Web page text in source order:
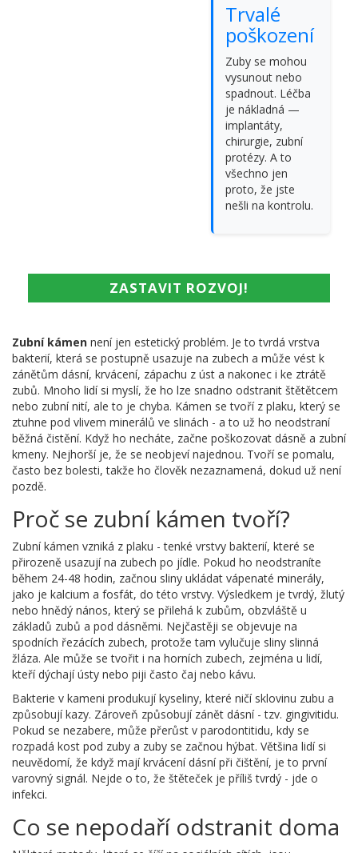
Trvalé
poškození
Zuby se mohou
vysunout nebo
spadnout. Léčba
je nákladná —
implantáty,
chirurgie, zubní
protézy. A to
všechno jen
proto, že jste
nešli na kontrolu.
ZASTAVIT ROZVOJ!
Zubní kámen není jen estetický problém. Je to tvrdá vrstva
bakterií, která se postupně usazuje na zubech a může vést k
zánětům dásní, krvácení, zápachu z úst a nakonec i ke ztrátě
zubů. Mnoho lidí si myslí, že ho lze snadno odstranit štětětcem
nebo zubní nití, ale to je chyba. Kámen se tvoří z plaku, který se
ztuhne pod vlivem minerálů ve slinách - a to už ho neodstraní
běžná čistění. Když ho necháte, začne poškozovat dásně a zubní
kmeny. Nejhorší je, že se neobjeví najednou. Tvoří se pomalu,
často bez bolesti, takže ho člověk nezaznamená, dokud už není
pozdě.
Proč se zubní kámen tvoří?
Zubní kámen vzniká z plaku - tenké vrstvy bakterií, které se
přirozeně usazují na zubech po jídle. Pokud ho neodstraníte
během 24-48 hodin, začnou sliny ukládat vápenaté minerály,
jako je kalcium a fosfát, do této vrstvy. Výsledkem je tvrdý, žlutý
nebo hnědý nános, který se přilehá k zubům, obzvláště u
základů zubů a pod dásněmi. Nejčastěji se objevuje na
spodních řezácích zubech, protože tam vylučuje sliny slinná
žláza. Ale může se tvořit i na horních zubech, zejména u lidí,
kteří dýchají ústy nebo piji často čaj nebo kávu.
Bakterie v kameni produkují kyseliny, které ničí sklovinu zubu a
způsobují kazy. Zároveň způsobují zánět dásní - tzv. gingivitidu.
Pokud se nezabere, může přerůst v parodontitidu, kdy se
rozpadá kost pod zuby a zuby se začnou hýbat. Většina lidí si
neuvědomí, že když mají krvácení dásní při čištění, je to první
varovný signál. Nejde o to, že štěteček je příliš tvrdý - jde o
infekci.
Co se nepodaří odstranit doma